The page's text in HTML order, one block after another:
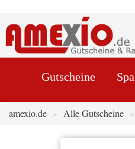
Gutscheine
amexio.de Alle Gutscheine